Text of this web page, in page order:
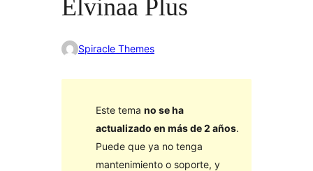
Elvinaa Plus
Spiracle Themes
Este tema no se ha
actualizado en más de 2 años.
Puede que ya no tenga
mantenimiento o soporte, y